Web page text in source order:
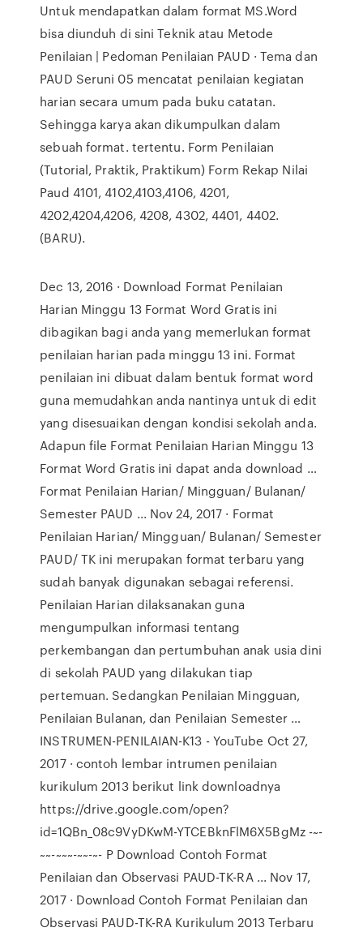
Untuk mendapatkan dalam format MS.Word
bisa diunduh di sini Teknik atau Metode
Penilaian | Pedoman Penilaian PAUD · Tema dan
PAUD Seruni 05 mencatat penilaian kegiatan
harian secara umum pada buku catatan.
Sehingga karya akan dikumpulkan dalam
sebuah format. tertentu. Form Penilaian
(Tutorial, Praktik, Praktikum) Form Rekap Nilai
Paud 4101, 4102,4103,4106, 4201,
4202,4204,4206, 4208, 4302, 4401, 4402.
(BARU).
Dec 13, 2016 · Download Format Penilaian
Harian Minggu 13 Format Word Gratis ini
dibagikan bagi anda yang memerlukan format
penilaian harian pada minggu 13 ini. Format
penilaian ini dibuat dalam bentuk format word
guna memudahkan anda nantinya untuk di edit
yang disesuaikan dengan kondisi sekolah anda.
Adapun file Format Penilaian Harian Minggu 13
Format Word Gratis ini dapat anda download …
Format Penilaian Harian/ Mingguan/ Bulanan/
Semester PAUD ... Nov 24, 2017 · Format
Penilaian Harian/ Mingguan/ Bulanan/ Semester
PAUD/ TK ini merupakan format terbaru yang
sudah banyak digunakan sebagai referensi.
Penilaian Harian dilaksanakan guna
mengumpulkan informasi tentang
perkembangan dan pertumbuhan anak usia dini
di sekolah PAUD yang dilakukan tiap
pertemuan. Sedangkan Penilaian Mingguan,
Penilaian Bulanan, dan Penilaian Semester …
INSTRUMEN-PENILAIAN-K13 - YouTube Oct 27,
2017 · contoh lembar intrumen penilaian
kurikulum 2013 berikut link downloadnya
https://drive.google.com/open?
id=1QBn_08c9VyDKwM-YTCEBknFlM6X5BgMz -~-
~~-~~~-~~-~- P Download Contoh Format
Penilaian dan Observasi PAUD-TK-RA ... Nov 17,
2017 · Download Contoh Format Penilaian dan
Observasi PAUD-TK-RA Kurikulum 2013 Terbaru